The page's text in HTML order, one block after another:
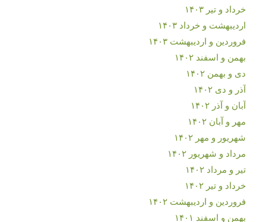
خرداد و تیر ۱۴۰۳
اردیبهشت و خرداد ۱۴۰۳
فروردین و اردیبهشت ۱۴۰۳
بهمن و اسفند ۱۴۰۲
دی و بهمن ۱۴۰۲
آذر و دی ۱۴۰۲
آبان و آذر ۱۴۰۲
مهر و آبان ۱۴۰۲
شهریور و مهر ۱۴۰۲
مرداد و شهریور ۱۴۰۲
تیر و مرداد ۱۴۰۲
خرداد و تیر ۱۴۰۲
فروردین و اردیبهشت ۱۴۰۲
بهمن و اسفند ۱۴۰۱